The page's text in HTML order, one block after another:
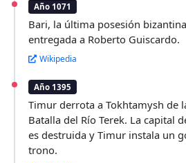
Año 1071
Bari, la última posesión
entregada a Roberto Guiscardo.
Wikipedia
Año 1395
Timur derrota a Tokhtamysh de
Batalla del Río Terek. La capital
es destruida y Timur instala un
trono.